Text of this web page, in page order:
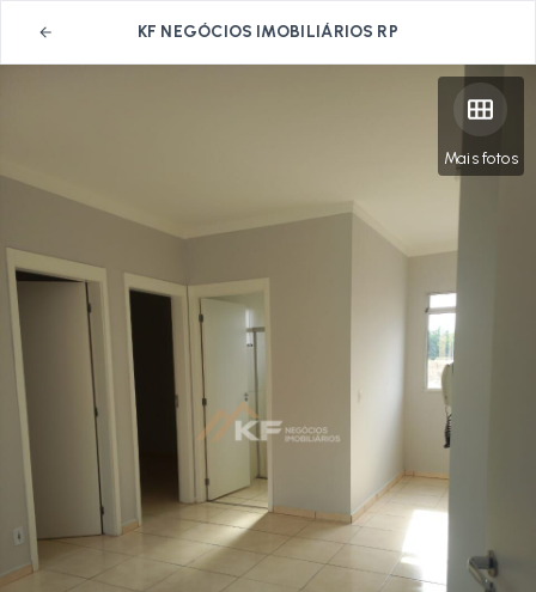
KF NEGÓCIOS IMOBILIÁRIOS RP
Mais fotos